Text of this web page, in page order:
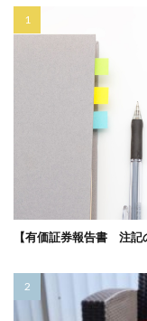
【有価証券報告書 注記